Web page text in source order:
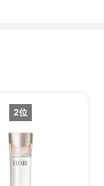
2位